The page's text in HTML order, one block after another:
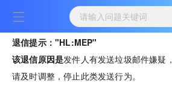
退信提示："HL:MEP"
该退信原因是发件人有发送垃圾邮件嫌疑，
请及时调整，停止此类发送行为。